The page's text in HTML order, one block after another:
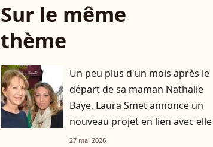
Sur le même
thème
Un peu plus d'un mois après le
départ de sa maman Nathalie
Baye, Laura Smet annonce un
nouveau projet en lien avec elle
27 mai 2026